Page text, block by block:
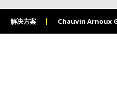
解决方案 Chauvin Arnoux